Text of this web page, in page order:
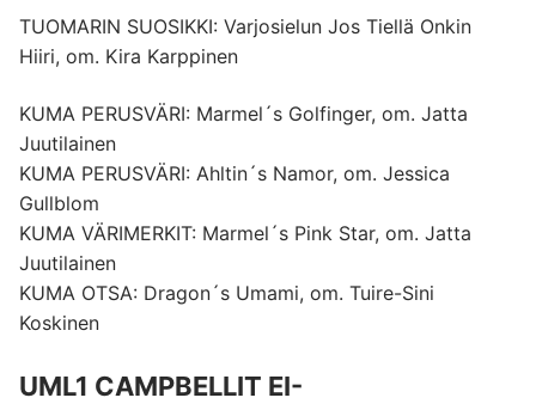
TUOMARIN SUOSIKKI: Varjosielun Jos Tiellä Onkin
Hiiri, om. Kira Karppinen
KUMA PERUSVÄRI: Marmel´s Golfinger, om. Jatta
Juutilainen
KUMA PERUSVÄRI: Ahltin´s Namor, om. Jessica
Gullblom
KUMA VÄRIMERKIT: Marmel´s Pink Star, om. Jatta
Juutilainen
KUMA OTSA: Dragon´s Umami, om. Tuire-Sini
Koskinen
UML1 CAMPBELLIT EI-